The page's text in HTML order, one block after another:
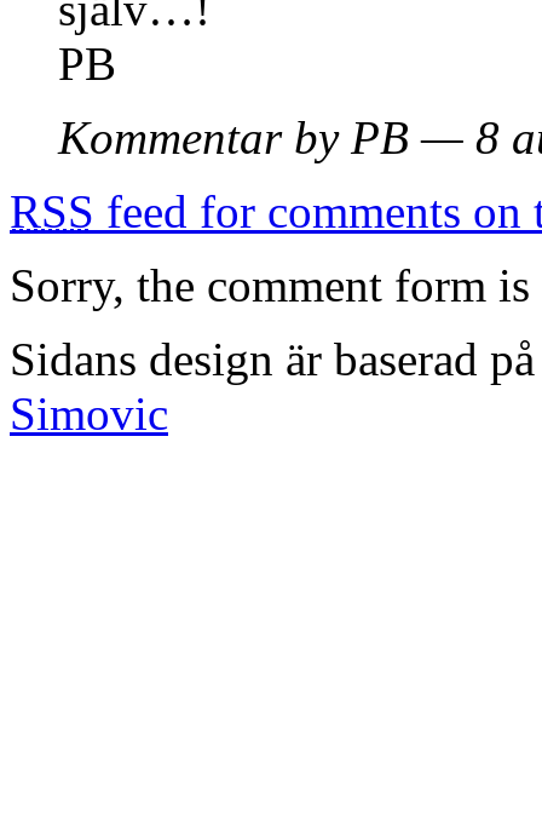
PB
Kommentar by PB — 8
RSS feed for comments on
Sorry, the comment form
Sidans design är baserad
Simovic